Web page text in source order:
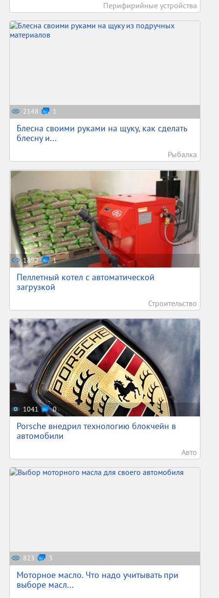
Перифирийные устройства
2148 1
Блесна своими руками на щуку, как сделать
блесну и...
Рыбалка
1892 1
Пеллетный котел с автоматической
загрузкой
Строительство
1041 0
Porsche внедрил технологию блокчейн в
автомобили
Авто
823 3
Моторное масло. Что надо учитывать при
выборе масл...